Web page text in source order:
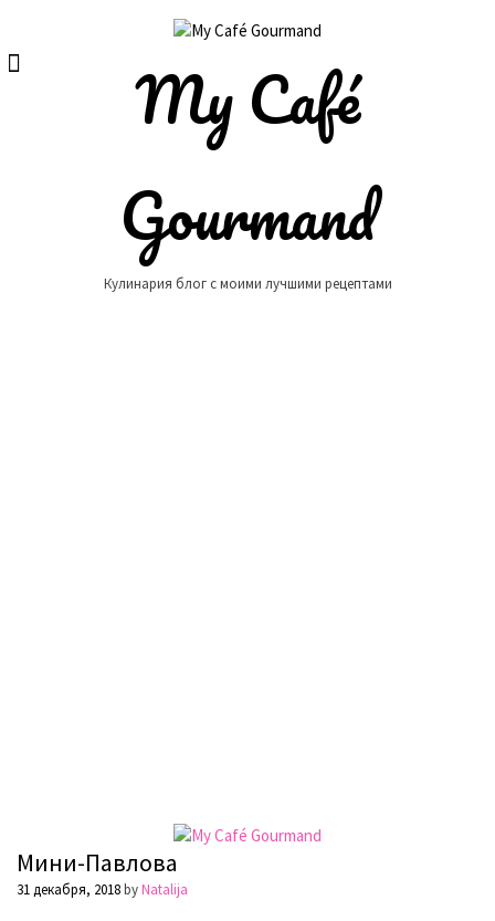
content
My Café
Gourmand
Кулинария блог с моими лучшими рецептами
Мини-Павлова
31 декабря, 2018byNatalija